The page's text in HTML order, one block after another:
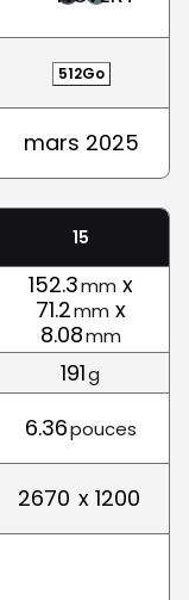
512Go
mars 2025
15
152.3mm x
71.2mm x
8.08mm
191g
6.36pouces
2670 x 1200